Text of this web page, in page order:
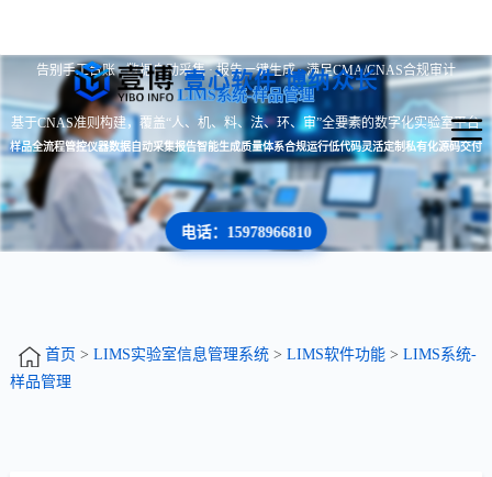
壹心软件 博纳众长
告别手工台账 · 数据自动采集 · 报告一键生成 · 满足CMA/CNAS合规审计
LIMS系统-样品管理
基于CNAS准则构建，覆盖“人、机、料、法、环、审”全要素的数字化实验室平台
样品全流程管控仪器数据自动采集报告智能生成质量体系合规运行低代码灵活定制私有化源码交付
电话：15978966810
首页 > LIMS实验室信息管理系统> LIMS软件功能> LIMS系统-
样品管理